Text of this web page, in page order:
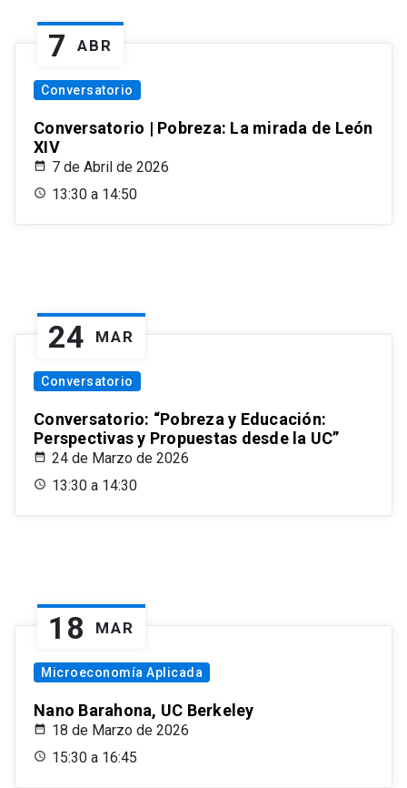
7 ABR
Conversatorio
Conversatorio | Pobreza: La mirada de León
XIV
7 de Abril de 2026
13:30 a 14:50
24 MAR
Conversatorio
Conversatorio: “Pobreza y Educación:
Perspectivas y Propuestas desde la UC”
24 de Marzo de 2026
13:30 a 14:30
18 MAR
Microeconomía Aplicada
Nano Barahona, UC Berkeley
18 de Marzo de 2026
15:30 a 16:45